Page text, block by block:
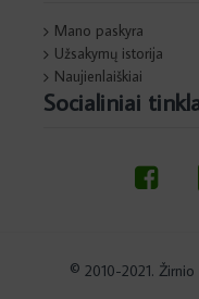
Mano paskyra
Užsakymų istorija
Naujienlaiškiai
Socialiniai
© 2010-2021. Žirnio